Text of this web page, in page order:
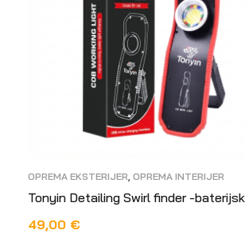
OPREMA EKSTERIJER, OPREMA INTERIJER
Tonyin Detailing Swirl finder -
49,00 €